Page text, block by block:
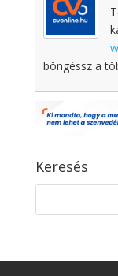
böngéssz a
Keresés